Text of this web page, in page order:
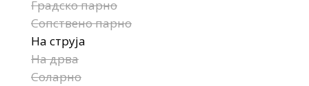
Градско парно
Сопствено парно
На струја
На дрва
Соларно